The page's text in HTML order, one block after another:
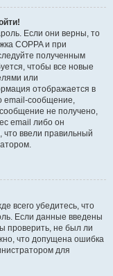
Если они верны, то
COPPA и при
полученным
чтобы все новые
или
отображается в
email-сообщение,
не получено,
email либо он
ввели правильный
всего убедитесь, что
Если данные введены
проверить, не был ли
что допущена ошибка
для